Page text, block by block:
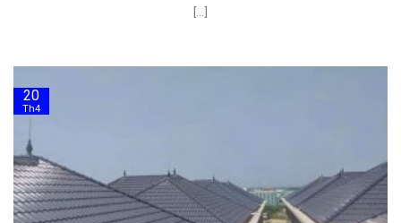
[...]
20
Th4